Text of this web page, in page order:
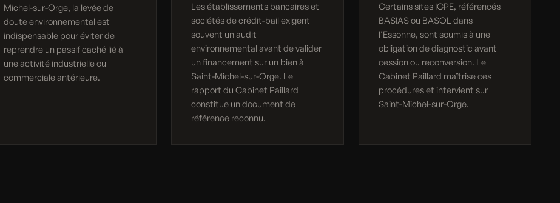
Michel-sur-Orge, la levée de
doute environnemental est
indispensable pour éviter de
reprendre un passif caché lié à
une activité industrielle ou
commerciale antérieure.
Les établissements bancaires et
sociétés de crédit-bail exigent
souvent un audit
environnemental avant de valider
un financement sur un bien à
Saint-Michel-sur-Orge. Le
rapport du Cabinet Paillard
constitue un document de
référence reconnu.
Certains sites ICPE, référencés
BASIAS ou BASOL dans
l'Essonne, sont soumis à une
obligation de diagnostic avant
cession ou reconversion. Le
Cabinet Paillard maîtrise ces
procédures et intervient sur
Saint-Michel-sur-Orge.